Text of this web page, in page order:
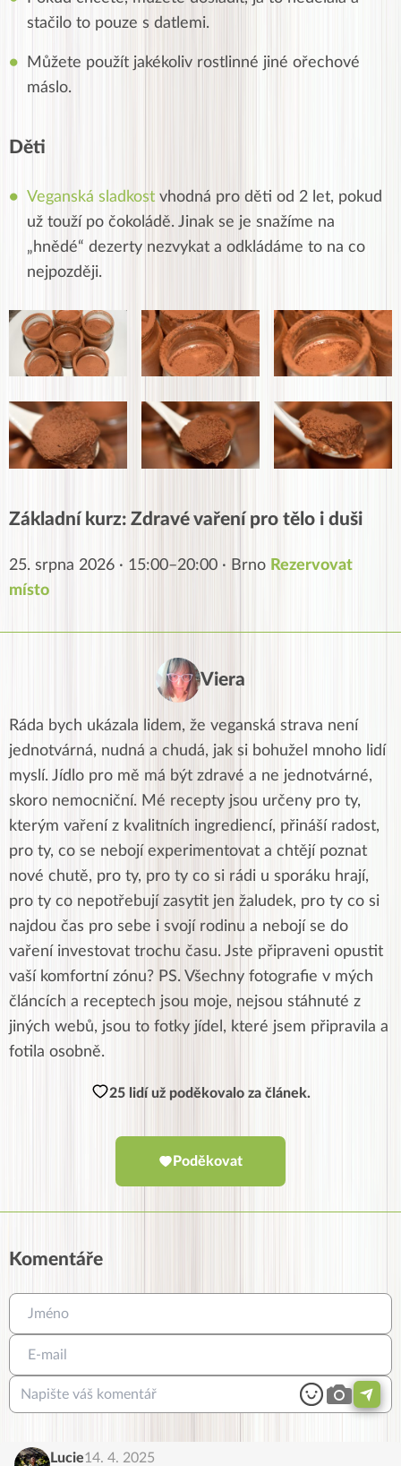
stačilo to pouze s datlemi.
Můžete použít jakékoliv rostlinné jiné ořechové
máslo.
Děti
Veganská sladkost vhodná pro děti od 2 let, pokud
už touží po čokoládě. Jinak se je snažíme na
„hnědé“ dezerty nezvykat a odkládáme to na co
nejpozději.
Základní kurz: Zdravé vaření pro tělo i duši
25. srpna 2026 · 15:00–20:00 · Brno Rezervovat
místo
Viera
Ráda bych ukázala lidem, že veganská strava není
jednotvárná, nudná a chudá, jak si bohužel mnoho lidí
myslí. Jídlo pro mě má být zdravé a ne jednotvárné,
skoro nemocniční. Mé recepty jsou určeny pro ty,
kterým vaření z kvalitních ingrediencí, přináší radost,
pro ty, co se nebojí experimentovat a chtějí poznat
nové chutě, pro ty, pro ty co si rádi u sporáku hrají,
pro ty co nepotřebují zasytit jen žaludek, pro ty co si
najdou čas pro sebe i svojí rodinu a nebojí se do
vaření investovat trochu času. Jste připraveni opustit
vaší komfortní zónu? PS. Všechny fotografie v mých
článcích a receptech jsou moje, nejsou stáhnuté z
jiných webů, jsou to fotky jídel, které jsem připravila a
fotila osobně.
25 lidí už poděkovalo za článek.
Poděkovat
Komentáře
Lucie14. 4. 2025